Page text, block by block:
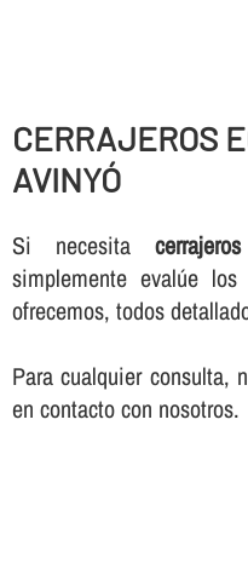
CERRAJEROS
AVINYÓ
Si necesita
simplemente evalúe
ofrecemos, todos
Para cualquier consulta,
en contacto con nosotros.